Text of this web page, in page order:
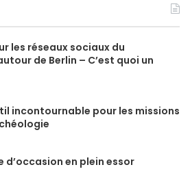
les réseaux sociaux du
de Berlin – C’est quoi un
incontournable pour les missions
d’occasion en plein essor